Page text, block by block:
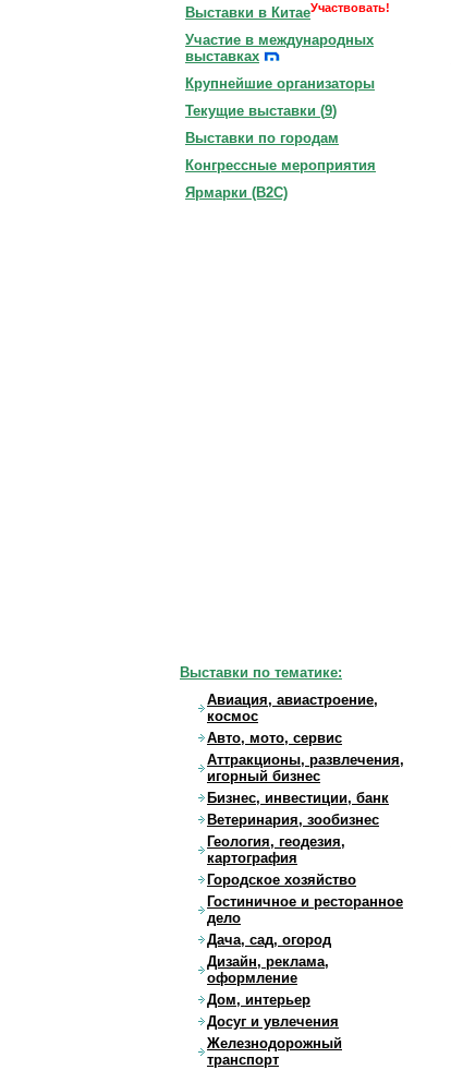
Выставки в КитаеУчаствовать!
Участие в международных
выставках
Крупнейшие организаторы
Текущие выставки (9)
Выставки по городам
Конгрессные мероприятия
Ярмарки (B2C)
Выставки по тематике:
Авиация, авиастроение,
космос
Авто, мото, сервис
Аттракционы, развлечения,
игорный бизнес
Бизнес, инвестиции, банк
Ветеринария, зообизнес
Геология, геодезия,
картография
Городское хозяйство
Гостиничное и ресторанное
дело
Дача, сад, огород
Дизайн, реклама,
оформление
Дом, интерьер
Досуг и увлечения
Железнодорожный
транспорт